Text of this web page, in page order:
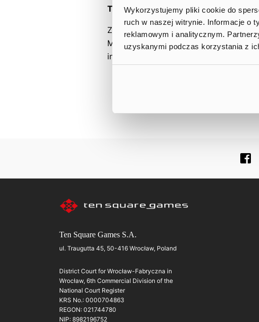
Wykorzystujemy pliki cookie do
ruch w naszej witrynie. Informacje o
reklamowym i analitycznym.
uzyskanymi podczas korzystania z
Treść raportu:
Zarząd Ten Square Games S.A.
Macieja Popowicza sporządzone na
instrumentów finansowych do
Ten Square Games S.A.
ul. Traugutta 45, 50-416 Wrocław, Poland
District Court for Wrocław-Fabryczna in
Wrocław, 6th Commercial Division of the
National Court Register
KRS No.: 0000704863
REGON: 021744780
NIP: 8982196752